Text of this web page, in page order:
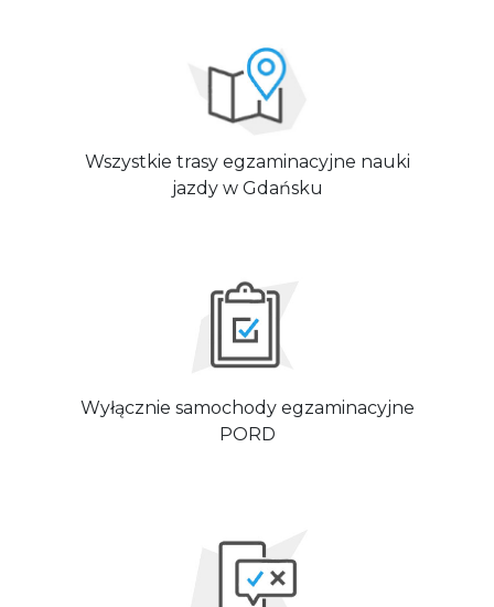
Wszystkie trasy egzaminacyjne nauki
jazdy w Gdańsku
Wyłącznie samochody egzaminacyjne
PORD